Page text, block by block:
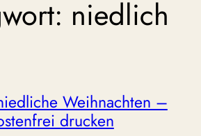
niedlich
Weihnachten –
drucken